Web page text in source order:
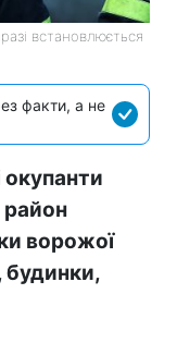
встановлюється
факти, а не
окупанти
ворожої
будинки,